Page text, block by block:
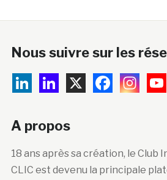
Nous suivre sur les
A propos
18 ans après sa création, le Club
CLIC est devenu la principale